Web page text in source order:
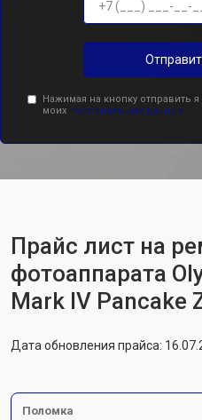
Нажимая на кнопку отправить
моих персональных данных.
Прайс лист на
фотоаппарата
Mark IV Pancake
Дата обновления прайса:
Поломка